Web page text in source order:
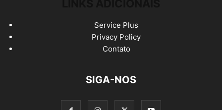
Service Plus
Privacy Policy
Contato
SIGA-NOS